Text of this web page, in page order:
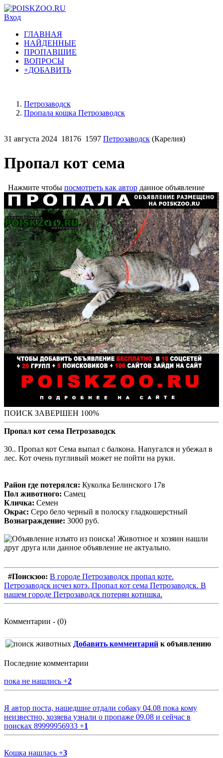
Вход
ГЛАВНАЯ
НАЙДЕННЫЕ
ПРОПАВШИЕ
ВОПРОСЫ
+ДОБАВИТЬ
Петрозаводск
Пропала кошка Петрозаводск
31 августа 2024 18176 1597 Петрозаводск (Карелия)
Пропал кот сема
Нажмите чтобы посмотреть как автор данное объявление
ПОИСК ЗАВЕРШЕН 100%
Пропал кот сема Петрозаводск
30.. Пропал кот Сема выпал с балкона. Напугался и убежал в
лес. Кот очень пугливый может не пойти на руки.
Район где потерялся: Куколка Белинского 17в
Пол животного: Самец
Кличка: Семен
Окрас: Серо бело черный в полоску гладкошерстный
Вознаграждение: 3000 руб.
#Поискзоо: В городе Петрозаводск пропал коте.
Петрозаводск исчез котэ. Пропал кот сема Петрозаводск. В
нашем городе Петрозаводск потерян котишка.
Комментарии - (0)
Добавить комментарий к объявлению
Последние комментарии
пока не нашлись +2
Я автор поста, нашедшие отдали собаку 04.08 пока кому
неизвестно, хозяева узнали о пропаже 09.08 и сейчас в
поисках 89999956933 +1
Кошка нашлась +3